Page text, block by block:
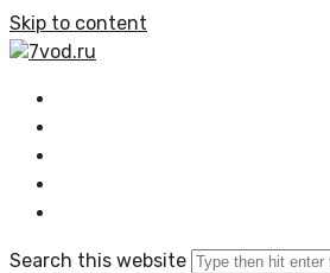
Skip to content
7vod.ru
Search this website